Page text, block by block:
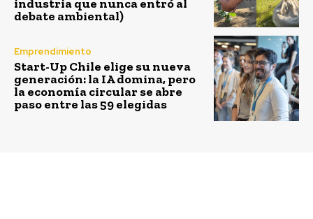
industria que nunca entró al
debate ambiental)
Emprendimiento
Start-Up Chile elige su nueva
generación: la IA domina, pero
la economía circular se abre
paso entre las 59 elegidas